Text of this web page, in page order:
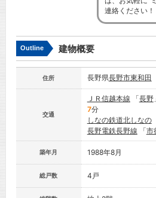
連絡ください！
Outline 建物概要
住所 長野県長野市東和田
交通
ＪＲ信越本線 「長野
7分
しなの鉄道北しなの
長野電鉄長野線 「市
築年月 1988年8月
総戸数 4戸